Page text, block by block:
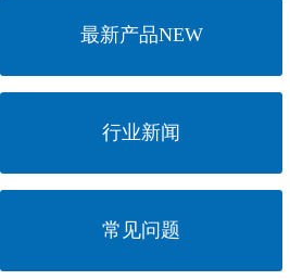
最新产品NEW
行业新闻
常见问题